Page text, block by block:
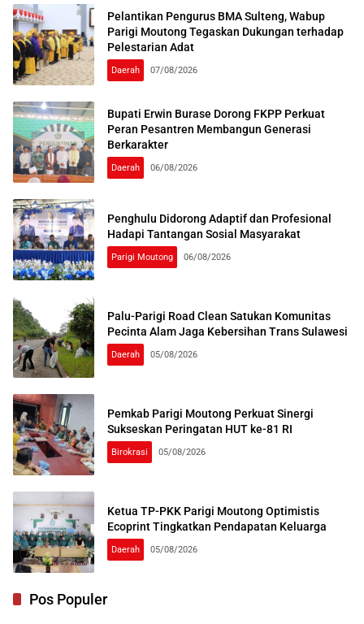
Pelantikan Pengurus BMA Sulteng, Wabup
Parigi Moutong Tegaskan Dukungan terhadap
Pelestarian Adat
Daerah 07/08/2026
Bupati Erwin Burase Dorong FKPP Perkuat
Peran Pesantren Membangun Generasi
Berkarakter
Daerah 06/08/2026
Penghulu Didorong Adaptif dan Profesional
Hadapi Tantangan Sosial Masyarakat
Parigi Moutong 06/08/2026
Palu-Parigi Road Clean Satukan Komunitas
Pecinta Alam Jaga Kebersihan Trans Sulawesi
Daerah 05/08/2026
Pemkab Parigi Moutong Perkuat Sinergi
Sukseskan Peringatan HUT ke-81 RI
Birokrasi 05/08/2026
Ketua TP-PKK Parigi Moutong Optimistis
Ecoprint Tingkatkan Pendapatan Keluarga
Daerah 05/08/2026
Pos Populer